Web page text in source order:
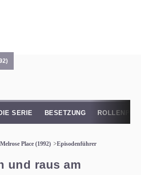
SERIE BESETZUNG
Melrose Place (1992) Episodenführer
und raus am